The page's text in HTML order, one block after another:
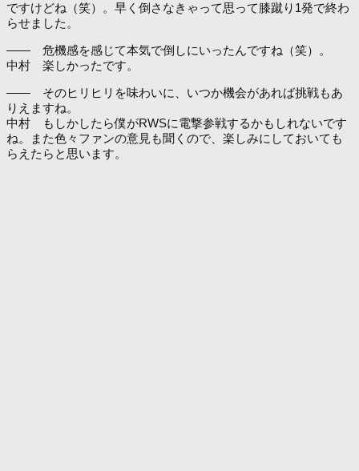
ですけどね（笑）。早く倒さなきゃって思って膝蹴り1発で終わ
らせました。
―― 危機感を感じて本気で倒しにいったんですね（笑）。
中村 楽しかったです。
―― そのヒリヒリを味わいに、いつか機会があれば挑戦もあ
りえますね。
中村 もしかしたら僕がRWSに電撃参戦するかもしれないです
ね。また色々ファンの意見も聞くので、楽しみにしておいても
らえたらと思います。